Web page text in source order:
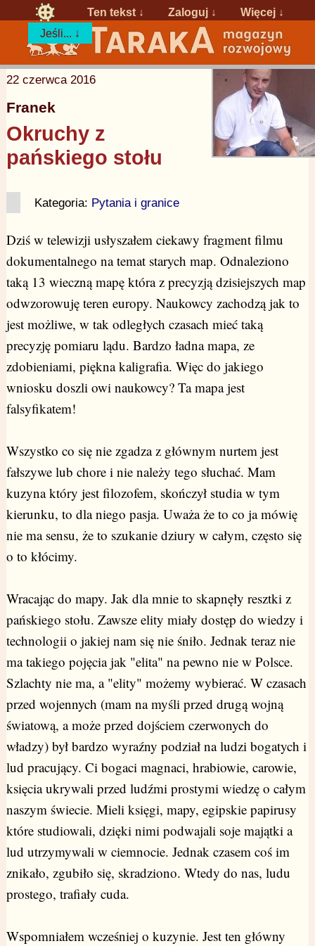
Ten tekst ↓ Zaloguj ↓
Więcej ↓
Jeśli... ↓
22 czerwca 2016
Franek
Okruchy z
pańskiego stołu
Kategoria: Pytania i granice
Dziś w telewizji usłyszałem ciekawy fragment filmu
dokumentalnego na temat starych map. Odnaleziono
taką 13 wieczną mapę która z precyzją dzisiejszych map
odwzorowuję teren europy. Naukowcy zachodzą jak to
jest możliwe, w tak odległych czasach mieć taką
precyzję pomiaru lądu. Bardzo ładna mapa, ze
zdobieniami, piękna kaligrafia. Więc do jakiego
wniosku doszli owi naukowcy? Ta mapa jest
falsyfikatem!
Wszystko co się nie zgadza z głównym nurtem jest
fałszywe lub chore i nie należy tego słuchać. Mam
kuzyna który jest filozofem, skończył studia w tym
kierunku, to dla niego pasja. Uważa że to co ja mówię
nie ma sensu, że to szukanie dziury w całym, często się
o to kłócimy.
Wracając do mapy. Jak dla mnie to skapnęły resztki z
pańskiego stołu. Zawsze elity miały dostęp do wiedzy i
technologii o jakiej nam się nie śniło. Jednak teraz nie
ma takiego pojęcia jak "elita" na pewno nie w Polsce.
Szlachty nie ma, a "elity" możemy wybierać. W czasach
przed wojennych (mam na myśli przed drugą wojną
światową, a może przed dojściem czerwonych do
władzy) był bardzo wyraźny podział na ludzi bogatych i
lud pracujący. Ci bogaci magnaci, hrabiowie, carowie,
księcia ukrywali przed ludźmi prostymi wiedzę o całym
naszym świecie. Mieli księgi, mapy, egipskie papirusy
które studiowali, dzięki nimi podwajali soje majątki a
lud utrzymywali w ciemnocie. Jednak czasem coś im
znikało, zgubiło się, skradziono. Wtedy do nas, ludu
prostego, trafiały cuda.
Wspomniałem wcześniej o kuzynie. Jest ten główny